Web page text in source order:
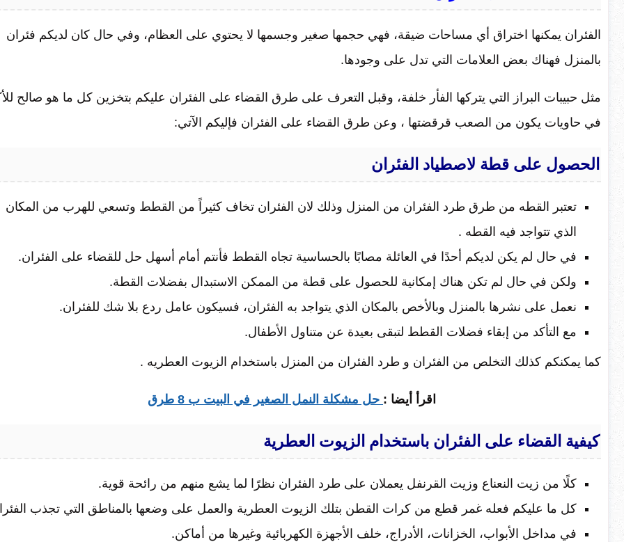
الفئران يمكنها اختراق أي مساحات ضيقة، فهي حجمها صغير وجسمها لا يحتوي على العظام، وفي حال كان لديكم فئران
بالمنزل فهناك بعض العلامات التي تدل على وجودها.
مثل حبيبات البراز التي يتركها الفأر خلفة، وقبل التعرف على طرق القضاء على الفئران عليكم بتخزين كل ما هو صالح
في حاويات يكون من الصعب قرقضتها ، وعن طرق القضاء على الفئران فإليكم الآتي:
الحصول على قطة لاصطياد الفئران
تعتبر القطه من طرق طرد الفئران من المنزل وذلك لان الفئران تخاف كثيراً من القطط وتسعي للهرب من المكان
الذي تتواجد فيه القطه .
في حال لم يكن لديكم أحدًا في العائلة مصابًا بالحساسية تجاه القطط فأنتم أمام أسهل حل للقضاء على الفئران.
ولكن في حال لم تكن هناك إمكانية للحصول على قطة من الممكن الاستبدال بفضلات القطة.
نعمل على نشرها بالمنزل وبالأخص بالمكان الذي يتواجد به الفئران، فسيكون عامل ردع بلا شك للفئران.
مع التأكد من إبقاء فضلات القطط لتبقى بعيدة عن متناول الأطفال.
كما يمكنكم كذلك التخلص من الفئران و طرد الفئران من المنزل باستخدام الزيوت العطريه .
اقرأ أيضا : حل مشكلة النمل الصغير في البيت ب 8 طرق
كيفية القضاء على الفئران باستخدام الزيوت العطرية
كلًا من زيت النعناع وزيت القرنفل يعملان على طرد الفئران نظرًا لما يشع منهم من رائحة قوية.
كل ما عليكم فعله غمر قطع من كرات القطن بتلك الزيوت العطرية والعمل على وضعها بالمناطق التي تجذب
في مداخل الأبواب، الخزانات، الأدراج، خلف الأجهزة الكهربائية وغيرها من أماكن.